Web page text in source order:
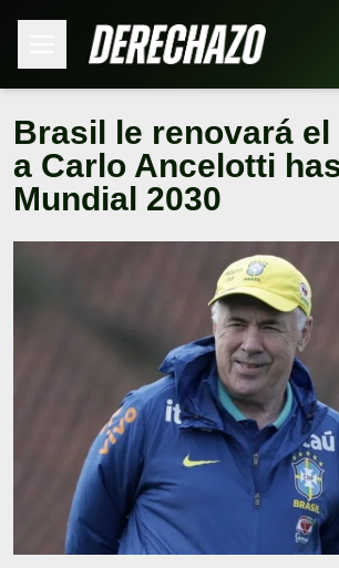
Brasil le renovará
a Carlo Ancelotti
Mundial 2030